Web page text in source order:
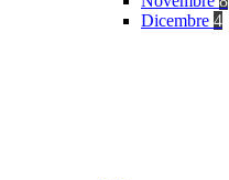
Dicembre 4